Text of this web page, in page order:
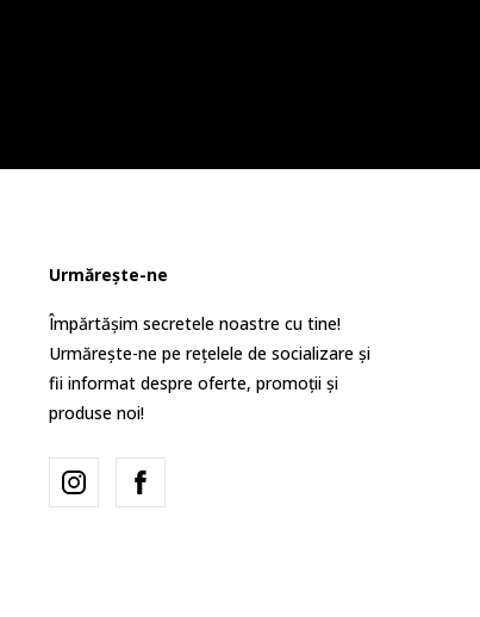
Urmărește-ne
Împărtășim secretele noastre cu tine!
Urmărește-ne pe rețelele de socializare și
fii informat despre oferte, promoții și
produse noi!